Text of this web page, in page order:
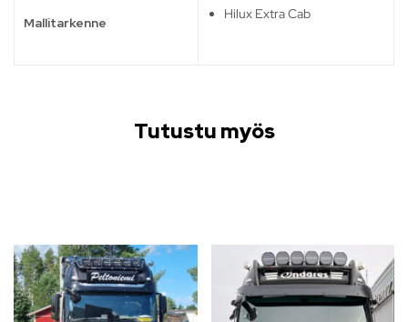
Mallitarkenne
Hilux Extra Cab
Tutustu myös